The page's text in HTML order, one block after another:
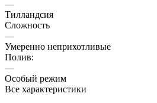
—
Тилландсия
Сложность
—
Умеренно неприхотливые
Полив:
—
Особый режим
Все характеристики